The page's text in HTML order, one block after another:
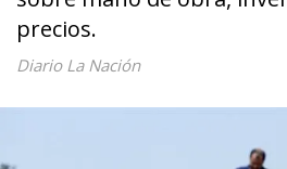
precios.
Diario La Nación